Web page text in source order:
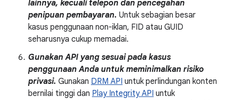
lainnya, kecuali telepon dan pencegahan
penipuan pembayaran. Untuk sebagian besar
kasus penggunaan non-iklan, FID atau GUID
seharusnya cukup memadai.
Gunakan API yang sesuai pada kasus
penggunaan Anda untuk meminimalkan risiko
privasi. Gunakan DRM API untuk perlindungan konten
bernilai tinggi dan Play Integrity API untuk